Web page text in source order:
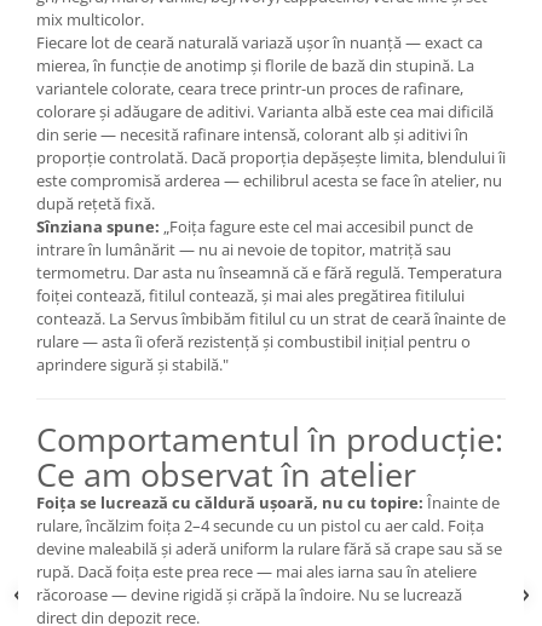
mix multicolor.
Fiecare lot de ceară naturală variază ușor în nuanță — exact ca
mierea, în funcție de anotimp și florile de bază din stupină. La
variantele colorate, ceara trece printr-un proces de rafinare,
colorare și adăugare de aditivi. Varianta albă este cea mai dificilă
din serie — necesită rafinare intensă, colorant alb și aditivi în
proporție controlată. Dacă proporția depășește limita, blendului îi
este compromisă arderea — echilibrul acesta se face în atelier, nu
după rețetă fixă.
Sînziana spune: „Foița fagure este cel mai accesibil punct de
intrare în lumânărit — nu ai nevoie de topitor, matriță sau
termometru. Dar asta nu înseamnă că e fără regulă. Temperatura
foiței contează, fitilul contează, și mai ales pregătirea fitilului
contează. La Servus îmbibăm fitilul cu un strat de ceară înainte de
rulare — asta îi oferă rezistență și combustibil inițial pentru o
aprindere sigură și stabilă."
Comportamentul în producție:
Ce am observat în atelier
Foița se lucrează cu căldură ușoară, nu cu topire: Înainte de
rulare, încălzim foița 2–4 secunde cu un pistol cu aer cald. Foița
devine maleabilă și aderă uniform la rulare fără să crape sau să se
rupă. Dacă foița este prea rece — mai ales iarna sau în ateliere
răcoroase — devine rigidă și crăpă la îndoire. Nu se lucrează
direct din depozit rece.